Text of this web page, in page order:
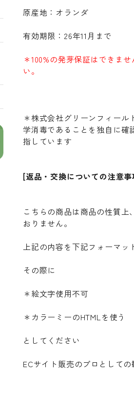
原産地：オランダ
有効期限：26年11月まで
＊100%の発芽保証はできま
い。
＊株式会社グリーンフィー
学消毒であることを独自に確
指しています
[返品・交換についての注意事
こちらの商品は商品の性質
おりません。
上記の内容を下記フォーマッ
その際に
＊絵文字使用不可
＊カラーミーのHTMLを使う
としてください
ECサイト販売のプロとして